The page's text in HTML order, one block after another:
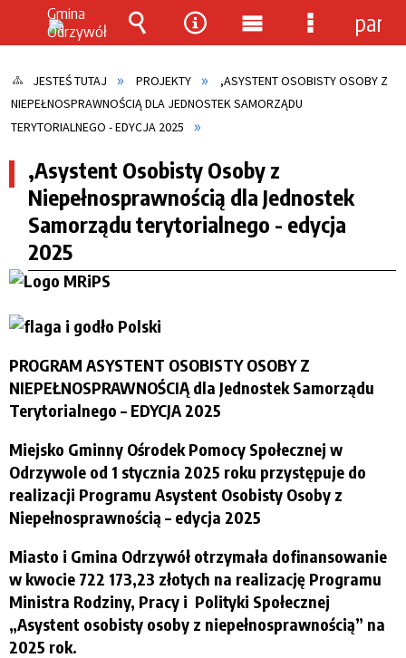
JESTEŚ TUTAJ PROJEKTY
,ASYSTENT OSOBISTY OSOBY Z
NIEPEŁNOSPRAWNOŚCIĄ DLA JEDNOSTEK SAMORZĄDU
TERYTORIALNEGO - EDYCJA 2025
,Asystent Osobisty Osoby z
Niepełnosprawnością dla Jednostek
Samorządu terytorialnego - edycja
2025
PROGRAM ASYSTENT OSOBISTY OSOBY Z
NIEPEŁNOSPRAWNOŚCIĄ dla Jednostek Samorządu
Terytorialnego – EDYCJA 2025
Miejsko Gminny Ośrodek Pomocy Społecznej w
Odrzywole od 1 stycznia 2025 roku przystępuje do
realizacji Programu Asystent Osobisty Osoby z
Niepełnosprawnością – edycja 2025
Miasto i Gmina Odrzywół otrzymała dofinansowanie
w kwocie 722 173,23 złotych na realizację Programu
Ministra Rodziny, Pracy i Polityki Społecznej
„Asystent osobisty osoby z niepełnosprawnością” na
2025 rok.
Wyszukiwarka
Narzędzia
Menu
główne
Menu
panel